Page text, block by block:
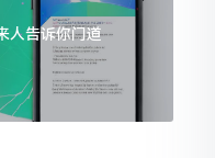
人告诉你门道